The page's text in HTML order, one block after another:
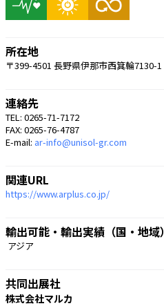
所在地
〒399-4501 長野県伊那市西箕輪7130-1
連絡先
TEL: 0265-71-7172
FAX: 0265-76-4787
E-mail: ar-info@unisol-gr.com
関連URL
https://www.arplus.co.jp/
輸出可能・輸出実績（国・地域）
アジア
共同出展社
株式会社マルカ